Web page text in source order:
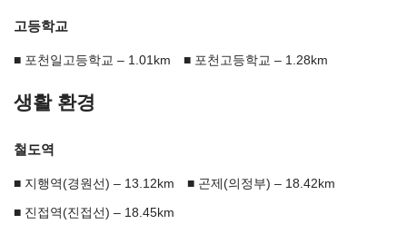
고등학교
포천일고등학교 – 1.01km 포천고등학교 – 1.28km
생활 환경
철도역
지행역(경원선) – 13.12km 곤제(의정부) – 18.42km
진접역(진접선) – 18.45km